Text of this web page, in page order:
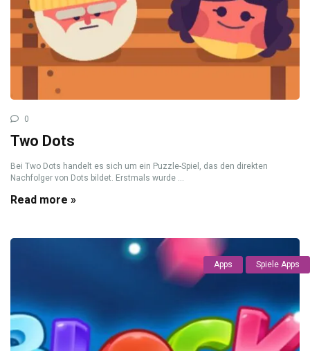
0
Two Dots
Bei Two Dots handelt es sich um ein Puzzle-Spiel, das den direkten
Nachfolger von Dots bildet. Erstmals wurde ...
Read more »
Apps Spiele Apps